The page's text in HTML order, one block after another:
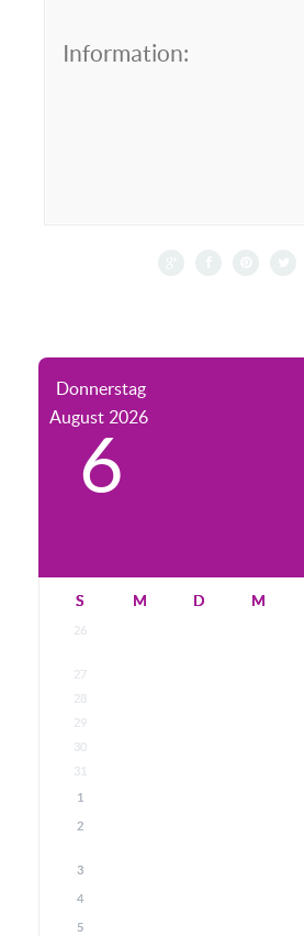
Information:
Donnerstag
August 2026
6
S M D M
26
27
28
29
30
31
1
2
3
4
5